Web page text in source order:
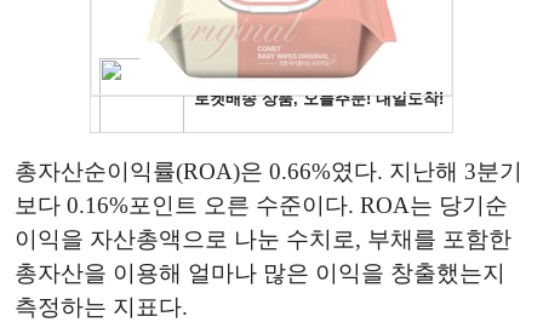
총자산순이익률(ROA)은 0.66%였다. 지난해 3분기
보다 0.16%포인트 오른 수준이다. ROA는 당기순
이익을 자산총액으로 나눈 수치로, 부채를 포함한
총자산을 이용해 얼마나 많은 이익을 창출했는지
측정하는 지표다.